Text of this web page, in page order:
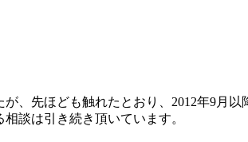
、先ほども触れたとおり、2012年9月
談は引き続き頂いています。